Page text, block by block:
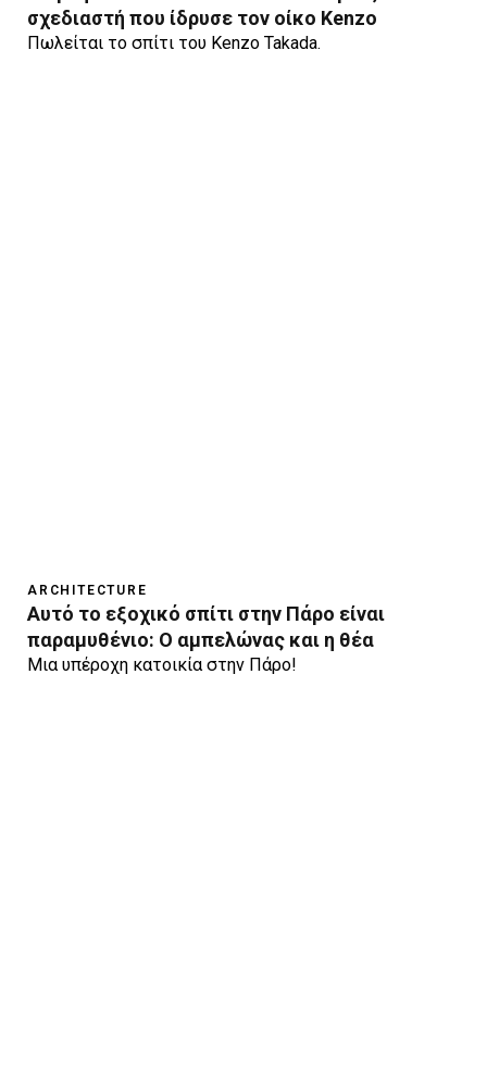
σχεδιαστή που ίδρυσε τον οίκο Kenzo
Πωλείται το σπίτι του Kenzo Takada.
ARCHITECTURE
Αυτό το εξοχικό σπίτι στην Πάρο είναι
παραμυθένιο: O αμπελώνας και η θέα
Μια υπέροχη κατοικία στην Πάρο!